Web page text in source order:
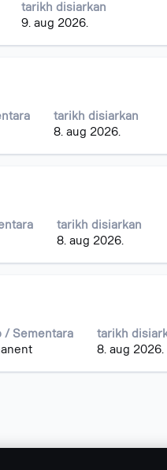
tarikh disiarkan
9. aug 2026.
tarikh disiarkan
8. aug 2026.
tarikh disiarkan
8. aug 2026.
/ Sementara
tarikh
8. aug 2026.